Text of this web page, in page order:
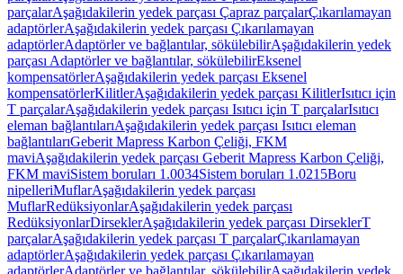
parçalarAşağıdakilerin yedek parçası Çapraz parçalarÇıkarılamayan
adaptörlerAşağıdakilerin yedek parçası Çıkarılamayan
adaptörlerAdaptörler ve bağlantılar, sökülebilirAşağıdakilerin yedek
parçası Adaptörler ve bağlantılar, sökülebilirEksenel
kompensatörlerAşağıdakilerin yedek parçası Eksenel
kompensatörlerKilitlerAşağıdakilerin yedek parçası KilitlerIsıtıcı için
T parçalarAşağıdakilerin yedek parçası Isıtıcı için T parçalarIsıtıcı
eleman bağlantılarıAşağıdakilerin yedek parçası Isıtıcı eleman
bağlantılarıGeberit Mapress Karbon Çeliği, FKM
maviAşağıdakilerin yedek parçası Geberit Mapress Karbon Çeliği,
FKM maviSistem boruları 1.0034Sistem boruları 1.0215Boru
nipelleriMuflarAşağıdakilerin yedek parçası
MuflarRedüksiyonlarAşağıdakilerin yedek parçası
RedüksiyonlarDirseklerAşağıdakilerin yedek parçası DirseklerT
parçalarAşağıdakilerin yedek parçası T parçalarÇıkarılamayan
adaptörlerAşağıdakilerin yedek parçası Çıkarılamayan
adaptörlerAdaptörler ve bağlantılar, sökülebilirAşağıdakilerin yedek